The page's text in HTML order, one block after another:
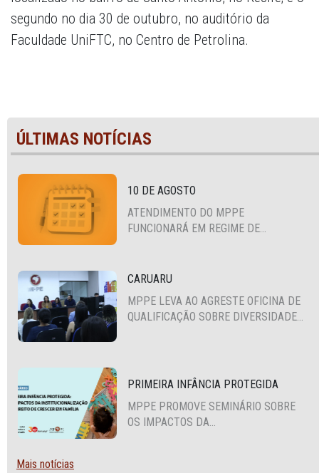
segundo no dia 30 de outubro, no auditório da
Faculdade UniFTC, no Centro de Petrolina.
ÚLTIMAS NOTÍCIAS
10 DE AGOSTO
ATENDIMENTO DO MPPE
FUNCIONARÁ EM REGIME DE
CARUARU
MPPE LEVA AO AGRESTE OFICINA DE
QUALIFICAÇÃO SOBRE DIVERSIDADE
PRIMEIRA INFÂNCIA PROTEGIDA
MPPE PROMOVE SEMINÁRIO SOBRE
OS IMPACTOS DA
Mais notícias